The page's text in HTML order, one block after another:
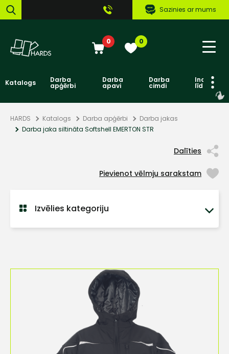
Sazinies ar mums
0 0
Katalogs Darba
apģērbi
Darba
apavi
Darba
cimdi līdzekļi
HARDS Katalogs Darba apģērbi
Darba jakas
Darba jaka siltināta Softshell EMERTON STR
Dalīties
Pievienot vēlmju sarakstam
Izvēlies kategoriju